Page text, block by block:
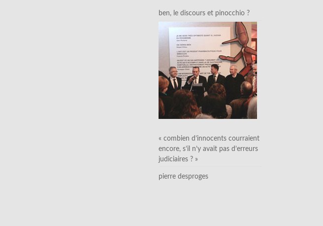
ben, le discours et pinocchio ?
« combien d’innocents courraient
encore, s’il n’y avait pas d’erreurs
judiciaires ? »
pierre desproges